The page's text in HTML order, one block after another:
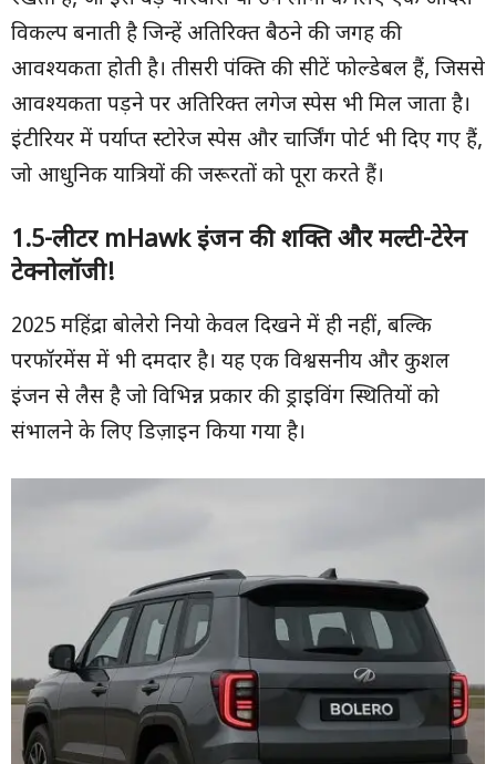
विकल्प बनाती है जिन्हें अतिरिक्त बैठने की जगह की
आवश्यकता होती है। तीसरी पंक्ति की सीटें फोल्डेबल हैं, जिससे
आवश्यकता पड़ने पर अतिरिक्त लगेज स्पेस भी मिल जाता है।
इंटीरियर में पर्याप्त स्टोरेज स्पेस और चार्जिंग पोर्ट भी दिए गए हैं,
जो आधुनिक यात्रियों की जरूरतों को पूरा करते हैं।
1.5-लीटर mHawkइंजन की शक्ति और मल्टी-टेरेन
टेक्नोलॉजी!
2025 महिंद्रा बोलेरो नियो केवल दिखने में ही नहीं, बल्कि
परफॉरमेंस में भी दमदार है। यह एक विश्वसनीय और कुशल
इंजन से लैस है जो विभिन्न प्रकार की ड्राइविंग स्थितियों को
संभालने के लिए डिज़ाइन किया गया है।